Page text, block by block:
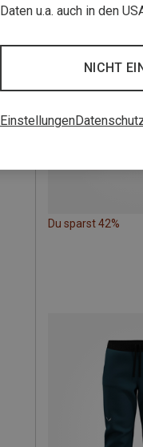
Du sparst 42%
Daten u.a. auch in den
NICHT
Einstellungen